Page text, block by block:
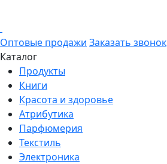
Оптовые продажи Заказать звонок
Каталог
Продукты
Книги
Красота и здоровье
Атрибутика
Парфюмерия
Текстиль
Электроника